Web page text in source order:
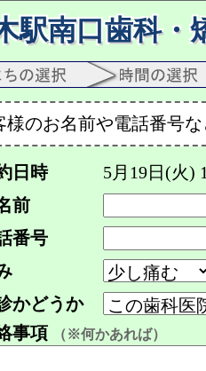
駅南口歯科・
様のお名前や電話番号な
日時 5月19日(火)
前
番号
かどうか
事項
（※何かあれば）